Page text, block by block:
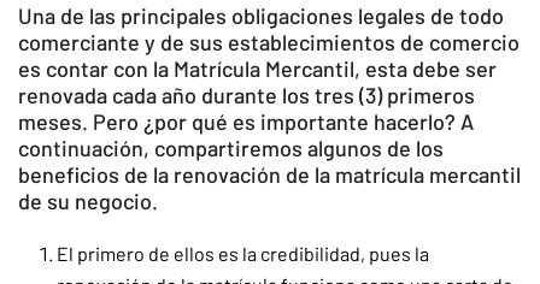
Una de las principales obligaciones legales de todo
comerciante y de sus establecimientos de comercio
es contar con la Matrícula Mercantil, esta debe ser
renovada cada año durante los tres (3) primeros
meses. Pero ¿por qué es importante hacerlo? A
continuación, compartiremos algunos de los
beneficios de la renovación de la matrícula mercantil
de su negocio.
El primero de ellos es la credibilidad, pues la